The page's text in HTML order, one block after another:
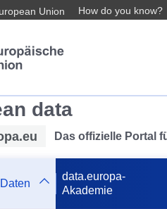
Union How do you know?
data
Das offizielle Portal
Daten
data.europa-
Akademie